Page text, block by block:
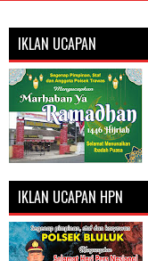
IKLAN UCAPAN
IKLAN UCAPAN HPN